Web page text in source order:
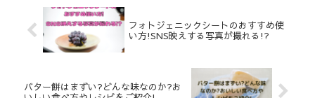
介していきます。
フォトジェニックシートのおすすめ使
い方!SNS映えする写真が撮れる!?
バター餅はまずい?どんな味なのか?お